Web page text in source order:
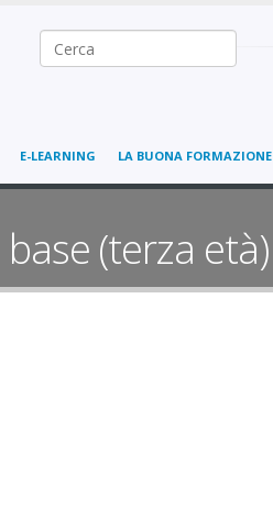
Ricerca nel sito
E-LEARNING LA BUONA FORMAZIONE
(terza età)